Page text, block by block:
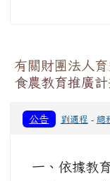
有關財團法人
食農教育推廣
公告 劉適程 - 總
一、依據教